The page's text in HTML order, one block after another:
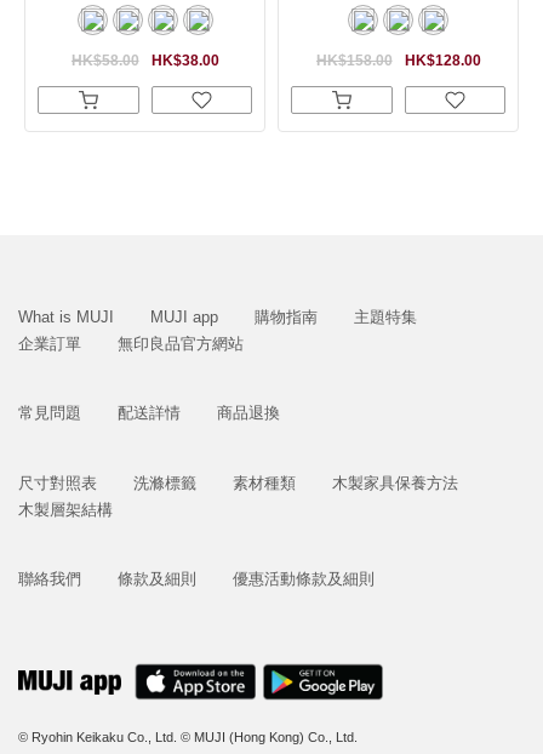
HK$38.00
HK$58.00 HK$128.00
HK$158.00
What is MUJI MUJI app 購物指南
主題特集
企業訂單
無印良品官方網站
常見問題 配送詳情 商品退換
尺寸對照表 洗滌標籤 素材種類
木製家具保養方法
木製層架結構
聯絡我們 條款及細則 優惠活動條款及細則
© Ryohin Keikaku Co., Ltd. © MUJI (Hong Kong) Co., Ltd.